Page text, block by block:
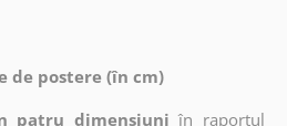
de postere (în cm)
patru dimensiuni în raportul